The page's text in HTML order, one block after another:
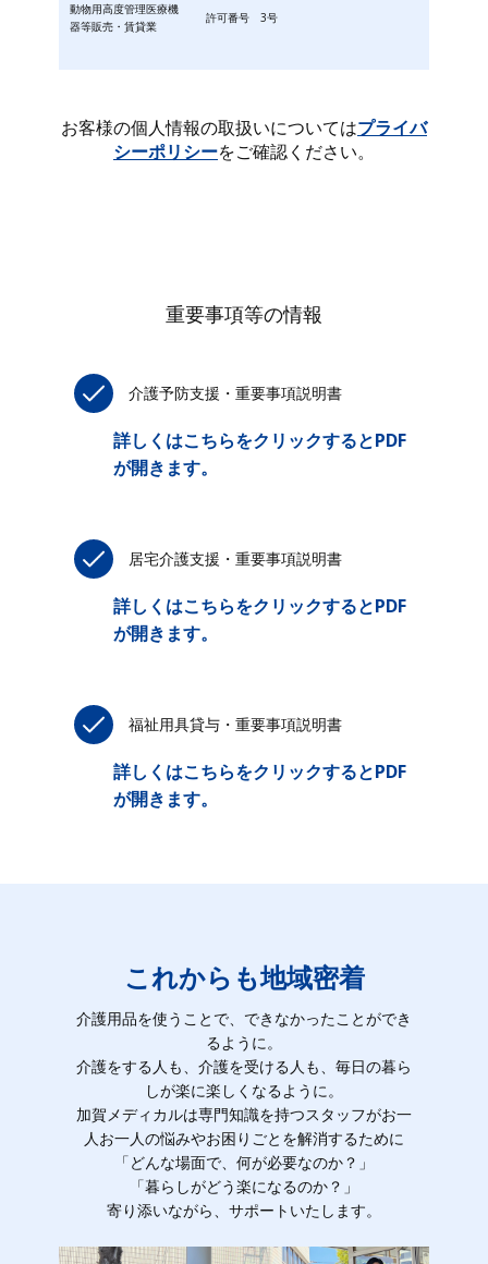
動物用高度管理医療機
器等販売・賃貸業
許可番号 3号
お客様の個人情報の取扱いについてはプライバ
シーポリシーをご確認ください。
重要事項等の情報
介護予防支援・重要事項説明書
詳しくはこちらをクリックするとPDF
が開きます。
居宅介護支援・重要事項説明書
詳しくはこちらをクリックするとPDF
が開きます。
福祉用具貸与・重要事項説明書
詳しくはこちらをクリックするとPDF
が開きます。
これからも地域密着
介護用品を使うことで、できなかったことができ
るように。
介護をする人も、介護を受ける人も、毎日の暮ら
しが楽に楽しくなるように。
加賀メディカルは専門知識を持つスタッフがお一
人お一人の悩みやお困りごとを解消するために
「どんな場面で、何が必要なのか？」
「暮らしがどう楽になるのか？」
寄り添いながら、サポートいたします。